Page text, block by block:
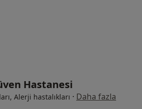
Hastanesi
Alerji hastalıkları · Daha fazla